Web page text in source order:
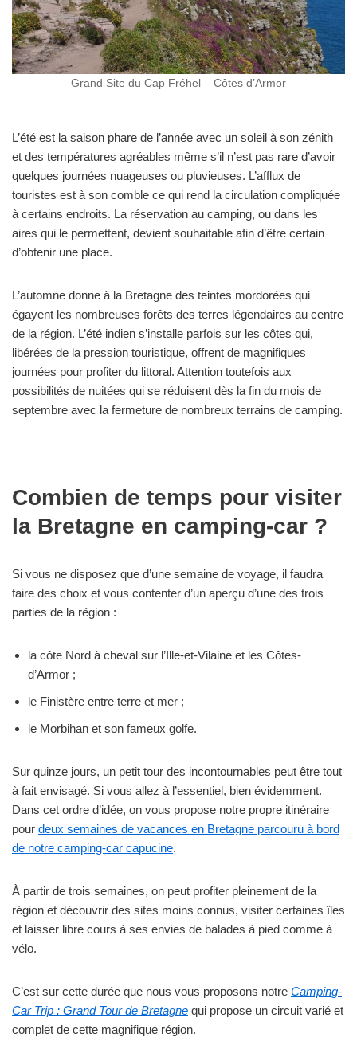
Grand Site du Cap Fréhel – Côtes d’Armor
L’été est la saison phare de l’année avec un soleil à son zénith
et des températures agréables même s’il n’est pas rare d’avoir
quelques journées nuageuses ou pluvieuses. L’afflux de
touristes est à son comble ce qui rend la circulation compliquée
à certains endroits. La réservation au camping, ou dans les
aires qui le permettent, devient souhaitable afin d’être certain
d’obtenir une place.
L’automne donne à la Bretagne des teintes mordorées qui
égayent les nombreuses forêts des terres légendaires au centre
de la région. L’été indien s’installe parfois sur les côtes qui,
libérées de la pression touristique, offrent de magnifiques
journées pour profiter du littoral. Attention toutefois aux
possibilités de nuitées qui se réduisent dès la fin du mois de
septembre avec la fermeture de nombreux terrains de camping.
Combien de temps pour visiter
la Bretagne en camping-car ?
Si vous ne disposez que d’une semaine de voyage, il faudra
faire des choix et vous contenter d’un aperçu d’une des trois
parties de la région :
la côte Nord à cheval sur l’Ille-et-Vilaine et les Côtes-
d’Armor ;
le Finistère entre terre et mer ;
le Morbihan et son fameux golfe.
Sur quinze jours, un petit tour des incontournables peut être tout
à fait envisagé. Si vous allez à l’essentiel, bien évidemment.
Dans cet ordre d’idée, on vous propose notre propre itinéraire
pour deux semaines de vacances en Bretagne parcouru à bord
de notre camping-car capucine.
À partir de trois semaines, on peut profiter pleinement de la
région et découvrir des sites moins connus, visiter certaines îles
et laisser libre cours à ses envies de balades à pied comme à
vélo.
C’est sur cette durée que nous vous proposons notre Camping-
Car Trip : Grand Tour de Bretagne qui propose un circuit varié et
complet de cette magnifique région.